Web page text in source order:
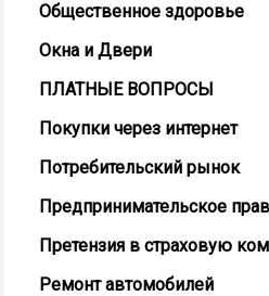
Общественное здоровье
Окна и Двери
ПЛАТНЫЕ ВОПРОСЫ
Покупки через интернет
Потребительский рынок
Предпринимательское
Претензия в страховую
Ремонт автомобилей